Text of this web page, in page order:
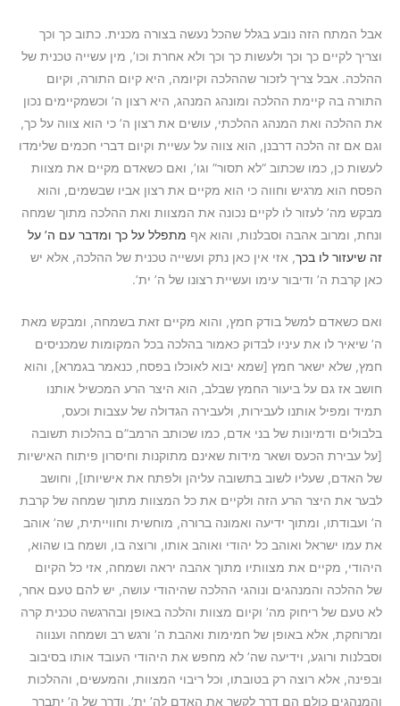
אבל המתח הזה נובע בגלל שהכל נעשה בצורה מכנית. כתוב כך וכך
וצריך לקיים כך וכך ולעשות כך וכך ולא אחרת וכו’, מין עשייה טכנית של
ההלכה. אבל צריך לזכור שההלכה וקיומה, היא קיום התורה, וקיום
התורה בה קיימת ההלכה ומונהג המנהג, היא רצון ה’ וכשמקיימים נכון
את ההלכה ואת המנהג ההלכתי, עושים את רצון ה’ כי הוא צווה על כך,
וגם אם זה הלכה דרבנן, הוא צווה על עשיית וקיום דברי חכמים שלימדו
לעשות כן, כמו שכתוב “לא תסור” וגו’, ואם כשאדם מקיים את מצוות
הפסח הוא מרגיש וחווה כי הוא מקיים את רצון אביו שבשמים, והוא
מבקש מה’ לעזור לו לקיים נכונה את המצוות ואת ההלכה מתוך שמחה
ונחת, ומרוב אהבה וסבלנות, והוא אף מתפלל על כך ומדבר עם ה’ על
זה שיעזור לו בכך, אזי אין כאן נתק ועשייה טכנית של ההלכה, אלא יש
כאן קרבת ה’ ודיבור עימו ועשיית רצונו של ה’ ית’.
ואם כשאדם למשל בודק חמץ, והוא מקיים זאת בשמחה, ומבקש מאת
ה’ שיאיר לו את עיניו לבדוק כאמור בהלכה בכל המקומות שמכניסים
חמץ, שלא ישאר חמץ [שמא יבוא לאוכלו בפסח, כנאמר בגמרא], והוא
חושב אז גם על ביעור החמץ שבלב, הוא היצר הרע המכשיל אותנו
תמיד ומפיל אותנו לעבירות, ולעבירה הגדולה של עצבות וכעס,
בלבולים ודמיונות של בני אדם, כמו שכותב הרמב”ם בהלכות תשובה
[על עבירת הכעס ושאר מידות שאינם מתוקנות וחיסרון פיתוח האישיות
של האדם, שעליו לשוב בתשובה עליהן ולפתח את אישיותו], וחושב
לבער את היצר הרע הזה ולקיים את כל המצוות מתוך שמחה של קרבת
ה’ ועבודתו, ומתוך ידיעה ואמונה ברורה, מוחשית וחווייתית, שה’ אוהב
את עמו ישראל ואוהב כל יהודי ואוהב אותו, ורוצה בו, ושמח בו שהוא,
היהודי, מקיים את מצוותיו מתוך אהבה יראה ושמחה, אזי כל הקיום
של ההלכה והמנהגים ונוהגי ההלכה שהיהודי עושה, יש להם טעם אחר,
לא טעם של ריחוק מה’ וקיום מצוות והלכה באופן ובהרגשה טכנית קרה
ומרוחקת, אלא באופן של חמימות ואהבת ה’ ורגש רב ושמחה וענווה
וסבלנות ורוגע, וידיעה שה’ לא מחפש את היהודי העובד אותו בסיבוב
ובפינה, אלא רוצה רק בטובתו, וכל ריבוי המצוות, והמעשים, וההלכות
והמנהגים כולם הם דרך לקשר את האדם לה’ ית’, ודרך של ה’ יתברך